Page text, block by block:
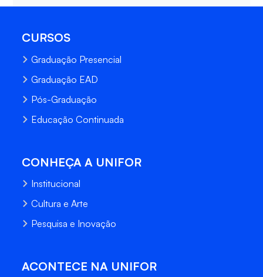
CURSOS
Graduação Presencial
Graduação EAD
Pós-Graduação
Educação Continuada
CONHEÇA A UNIFOR
Institucional
Cultura e Arte
Pesquisa e Inovação
ACONTECE NA UNIFOR